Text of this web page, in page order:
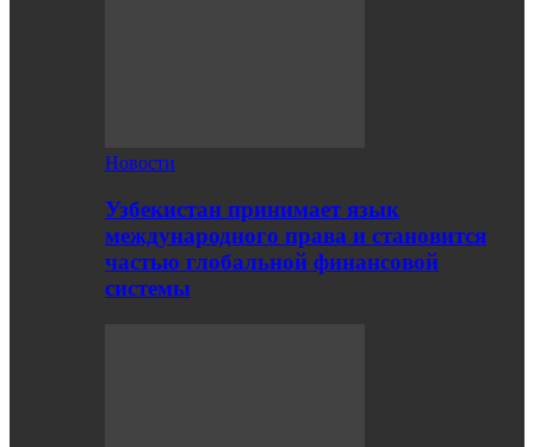
Новости
Узбекистан принимает язык
международного права и становится
частью глобальной финансовой
системы